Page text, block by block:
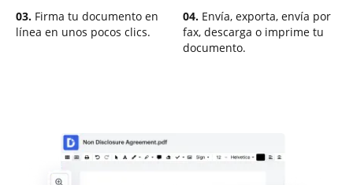
03. Firma tu documento en
línea en unos pocos clics.
04. Envía, exporta, envía por
fax, descarga o imprime tu
documento.